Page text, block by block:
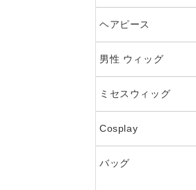
雨 でも 崩れ ない 前髪
ヘアピース
男性 ウィッグ
ミセスウィッグ
Cosplay
バッグ